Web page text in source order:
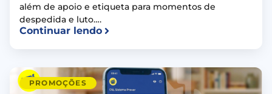
além de apoio e etiqueta para momentos de
despedida e luto….
Continuar lendo
PROMOÇÕES